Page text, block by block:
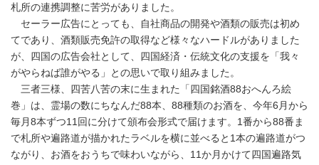
札所の連携調整に苦労がありました。
セーラー広告にとっても、自社商品の開発や酒類の販売は初め
てであり、酒類販売免許の取得など様々なハードルがありました
が、四国の広告会社として、四国経済・伝統文化の支援を「我々
がやらねば誰がやる」との思いで取り組みました。
三者三様、四苦八苦の末に生まれた「四国銘酒88おへんろ絵
巻」は、霊場の数にちなんだ88本、88種類のお酒を、今年6月から
毎月8本ずつ11回に分けて頒布会形式で届けます。1番から88番ま
で札所や遍路道が描かれたラベルを横に並べると1本の遍路道がつ
ながり、お酒をおうちで味わいながら、11か月かけて四国遍路気